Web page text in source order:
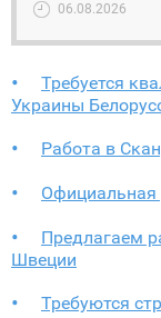
06.08.2026
Требуется
Украины
Работа в
Официальная
Предлагаем
Швеции
Требуются